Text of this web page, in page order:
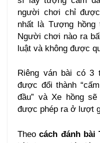
người chơi chỉ
nhất là Tượng
Người chơi nào ra
luật và không được
Riêng ván bài có 3
được đổi thành
đầu” và Xe hồng
được phép ra ở lượt
Theocách đánh bài